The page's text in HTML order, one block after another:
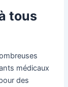
tous
médicaux
des